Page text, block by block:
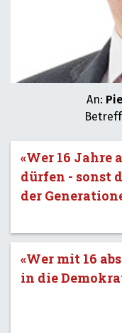
An:
«Wer 16
dürfen - sonst
der
«Wer mit 16
in die